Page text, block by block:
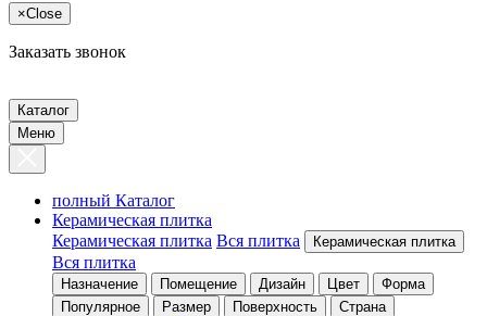
×Close
Заказать звонок
Каталог
Меню
полный Каталог
Керамическая плитка
Керамическая плитка Вся плитка Керамическая плитка
Вся плитка
Назначение Помещение Дизайн Цвет
Форма
Популярное
Размер Поверхность Страна